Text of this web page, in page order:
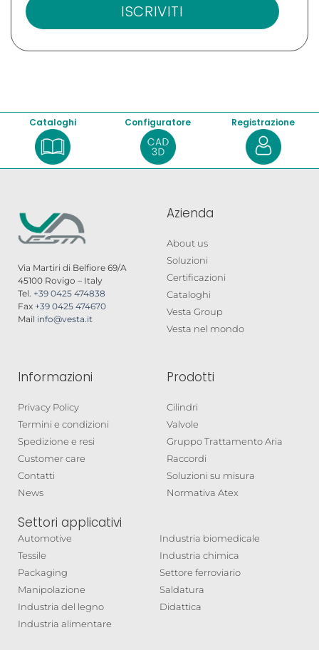
ISCRIVITI
Cataloghi Configuratore Registrazione
Via Martiri di Belfiore 69/A
45100 Rovigo – Italy
Tel. +39 0425 474838
Fax +39 0425 474670
Mail info@vesta.it
Azienda
About us
Soluzioni
Certificazioni
Cataloghi
Vesta Group
Vesta nel mondo
Informazioni
Privacy Policy
Termini e condizioni
Spedizione e resi
Customer care
Contatti
News
Prodotti
Cilindri
Valvole
Gruppo Trattamento Aria
Raccordi
Soluzioni su misura
Normativa Atex
Settori applicativi
Automotive
Tessile
Packaging
Manipolazione
Industria del legno
Industria alimentare
Industria biomedicale
Industria chimica
Settore ferroviario
Saldatura
Didattica